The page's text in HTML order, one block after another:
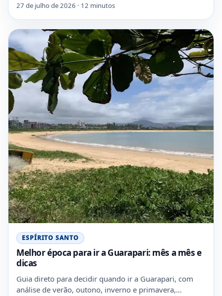
27 de julho de 2026 · 12 minutos
ESPÍRITO SANTO
Melhor época para ir a Guarapari: mês a mês e
dicas
Guia direto para decidir quando ir a Guarapari, com
análise de verão, outono, inverno e primavera,…